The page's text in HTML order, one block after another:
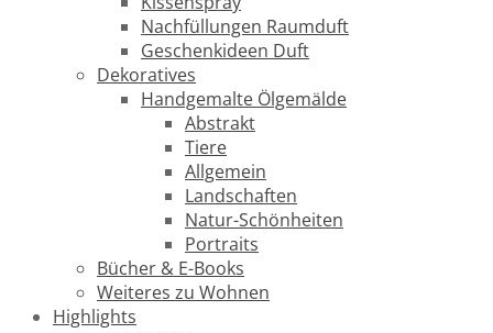
Nachfüllungen Raumduft
Geschenkideen Duft
Dekoratives
Handgemalte Ölgemälde
Abstrakt
Tiere
Allgemein
Landschaften
Natur-Schönheiten
Portraits
Bücher & E-Books
Weiteres zu Wohnen
Highlights